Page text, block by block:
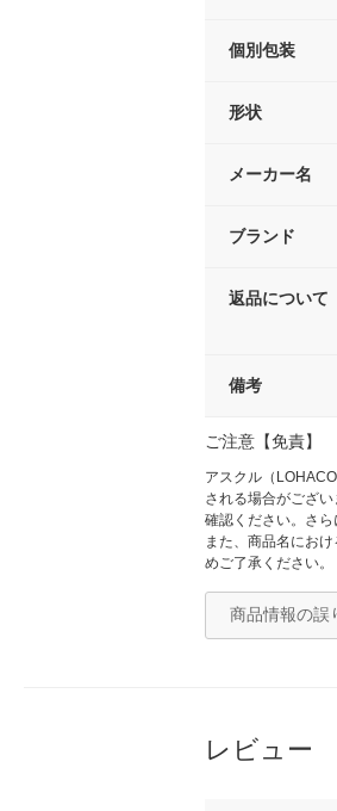
個別包装
形状
メーカー名
ブランド
返品について
備考
ご注意【免責】
アスクル（
される場合がござ
確認ください。さら
また、商品名にお
めご了承ください。
商品情報の誤
レビュー